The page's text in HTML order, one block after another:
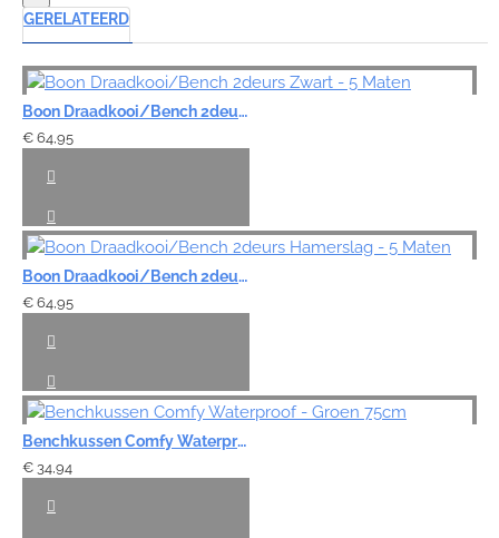
GERELATEERD
Boon Draadkooi/Bench 2deurs Zwart - 5 Maten
€ 64,95
Boon Draadkooi/Bench 2deurs Hamerslag - 5 Maten
€ 64,95
Benchkussen Comfy Waterproof - Groen 75cm
€ 34,94